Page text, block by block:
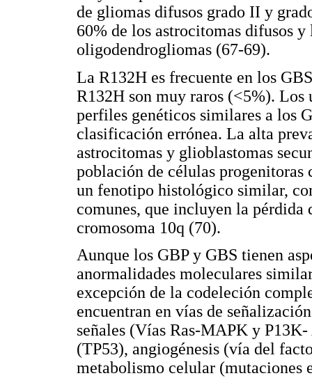
de gliomas difusos grado II y
60% de los astrocitomas difusos
oligodendrogliomas (67-69).
La R132H es frecuente en los
R132H son muy raros (<5%).
perfiles genéticos similares a los
clasificación errónea. La alta
astrocitomas y glioblastomas
población de células progenitoras
un fenotipo histológico similar,
comunes, que incluyen la pérdida
cromosoma 10q (70).
Aunque los GBP y GBS tienen
anormalidades moleculares
excepción de la codeleción
encuentran en vías de
señales (Vías Ras-MAPK y
(TP53), angiogénesis (vía del
metabolismo celular (mutaciones